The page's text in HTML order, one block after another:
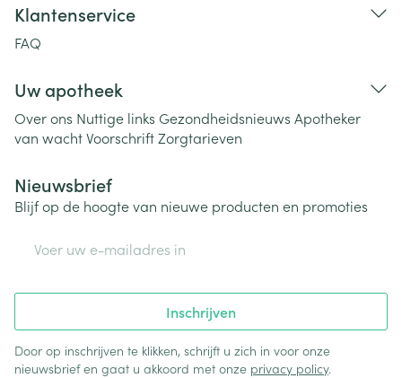
Klantenservice
FAQ
Uw apotheek
Over ons Nuttige links Gezondheidsnieuws Apotheker
van wachtVoorschriftZorgtarieven
Nieuwsbrief
Blijf op de hoogte van nieuwe producten en promoties
Inschrijven
Door op inschrijven te klikken, schrijft u zich in voor onze
nieuwsbrief en gaat u akkoord met onze privacy policy.